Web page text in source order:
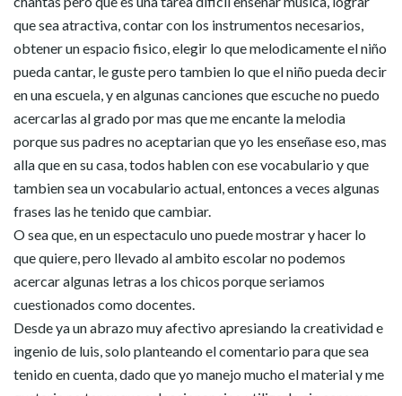
que sea atractiva, contar con los instrumentos necesarios,
obtener un espacio fisico, elegir lo que melodicamente el niño
pueda cantar, le guste pero tambien lo que el niño pueda decir
en una escuela, y en algunas canciones que escuche no puedo
acercarlas al grado por mas que me encante la melodia
porque sus padres no aceptarian que yo les enseñase eso, mas
alla que en su casa, todos hablen con ese vocabulario y que
tambien sea un vocabulario actual, entonces a veces algunas
frases las he tenido que cambiar.
O sea que, en un espectaculo uno puede mostrar y hacer lo
que quiere, pero llevado al ambito escolar no podemos
acercar algunas letras a los chicos porque seriamos
cuestionados como docentes.
Desde ya un abrazo muy afectivo apresiando la creatividad e
ingenio de luis, solo planteando el comentario para que sea
tenido en cuenta, dado que yo manejo mucho el material y me